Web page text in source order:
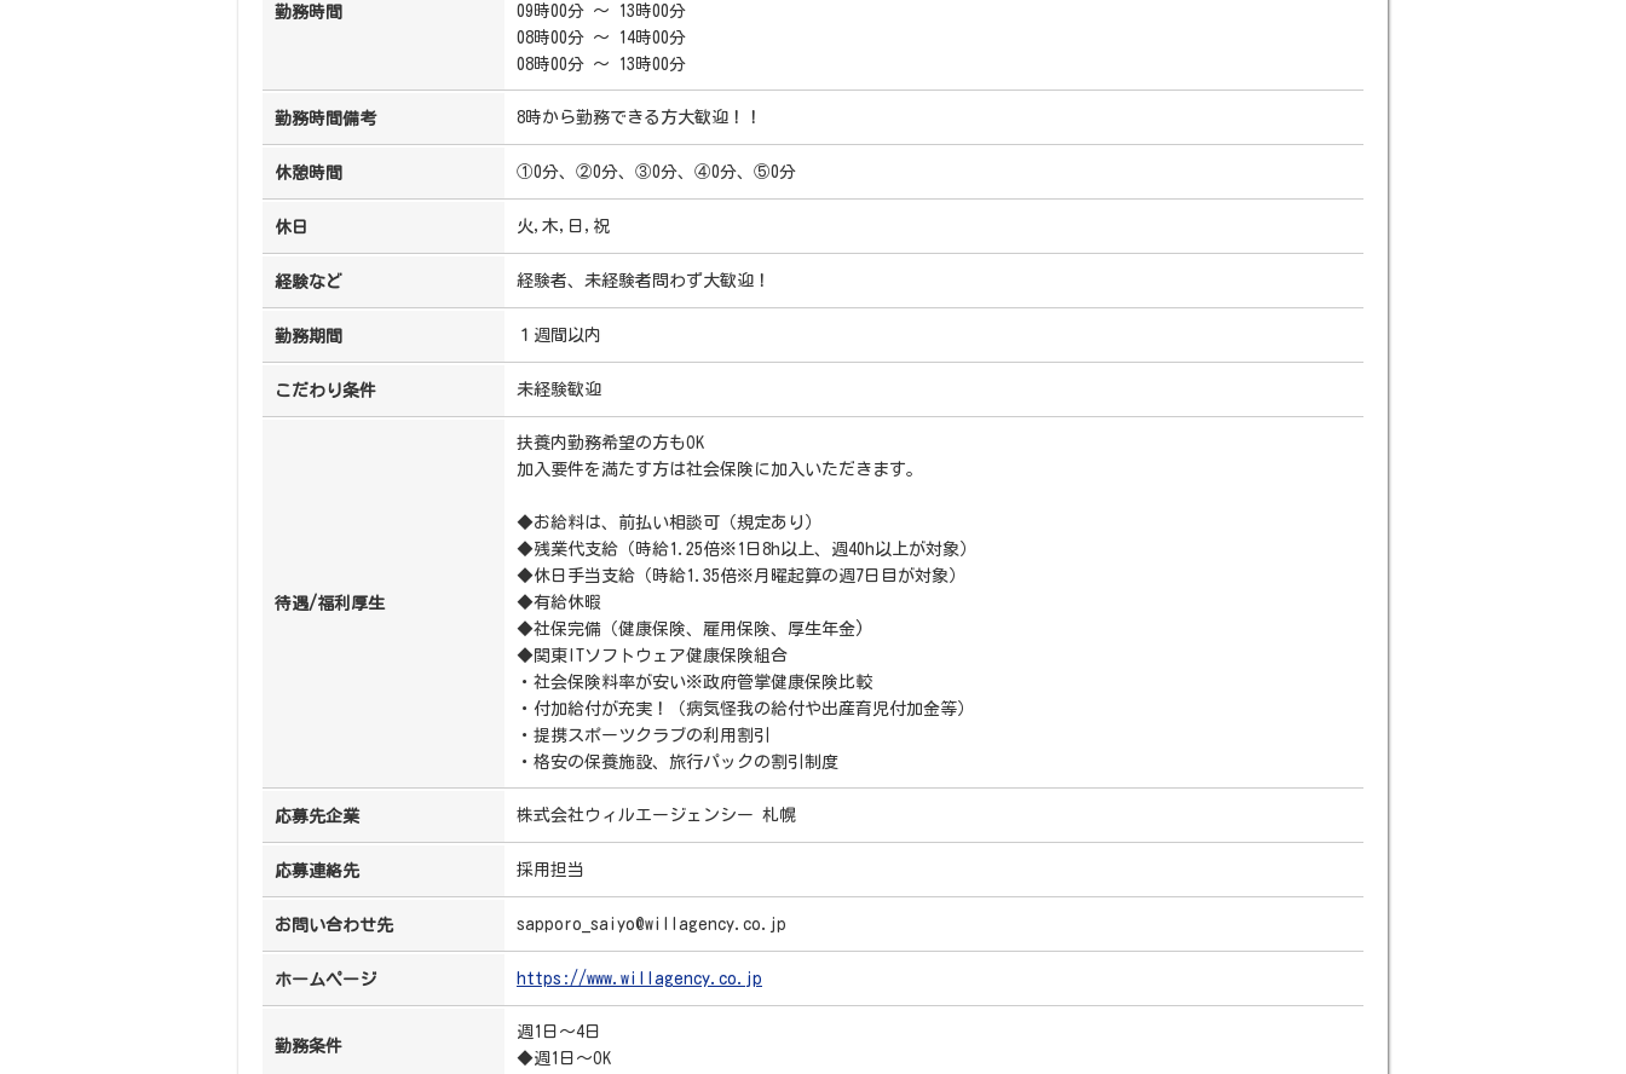
勤務時間
09時00分 ～ 13時00分
08時00分 ～ 14時00分
08時00分 ～ 13時00分
勤務時間備考 8時から勤務できる方大歓迎！！
休憩時間 ①0分、②0分、③0分、④0分、⑤0分
休日 火,木,日,祝
経験など 経験者、未経験者問わず大歓迎！
勤務期間 １週間以内
こだわり条件 未経験歓迎
待遇/福利厚生
扶養内勤務希望の方もOK
加入要件を満たす方は社会保険に加入いただきます。
◆お給料は、前払い相談可（規定あり）
◆残業代支給（時給1.25倍※1日8h以上、週40h以上が対象）
◆休日手当支給（時給1.35倍※月曜起算の週7日目が対象）
◆有給休暇
◆社保完備（健康保険、雇用保険、厚生年金)
◆関東ITソフトウェア健康保険組合
・社会保険料率が安い※政府管掌健康保険比較
・付加給付が充実！（病気怪我の給付や出産育児付加金等）
・提携スポーツクラブの利用割引
・格安の保養施設、旅行パックの割引制度
応募先企業 株式会社ウィルエージェンシー 札幌
応募連絡先 採用担当
お問い合わせ先 sapporo_saiyo@willagency.co.jp
ホームページ https://www.willagency.co.jp
勤務条件
週1日～4日
◆週1日～OK